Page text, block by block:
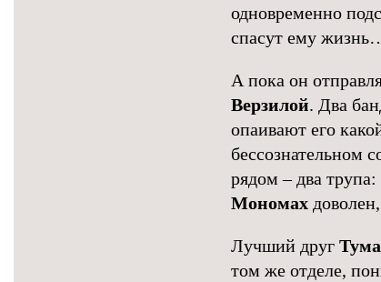
одновременно
спасут ему
А пока он
Верзилой. Два
опаивают его
бессознательном
рядом – два трупа:
Мономах
Лучший друг
том же отделе,